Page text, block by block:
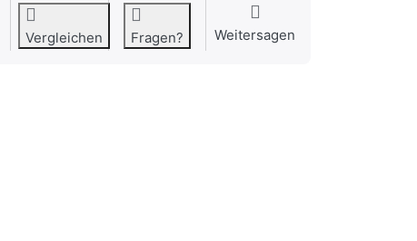
Vergleichen Fragen? Weitersagen